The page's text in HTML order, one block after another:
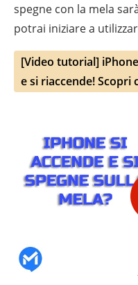
spegne con la mela
potrai iniziare a
[Video tutorial]
e si riaccende! Scopri